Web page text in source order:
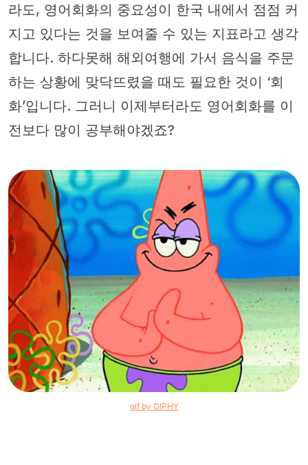
라도, 영어회화의 중요성이 한국 내에서 점점 커
지고 있다는 것을 보여줄 수 있는 지표라고 생각
합니다. 하다못해 해외여행에 가서 음식을 주문
하는 상황에 맞닥뜨렸을 때도 필요한 것이 ‘회
화’입니다. 그러니 이제부터라도 영어회화를 이
전보다 많이 공부해야겠죠?
gif by GIPHY